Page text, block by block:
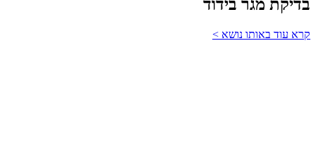
בדיקת מגר בידוד
קרא עוד באותו נושא >